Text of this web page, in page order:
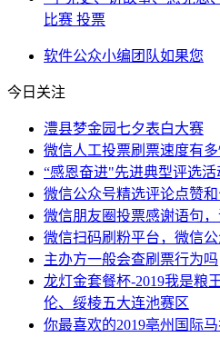
比赛 投票
软件公众小编 团队如果您
今日关注
澧县梦金园七夕表白大赛
微信人工投票刷票速度有多
“感恩奋进"先进典型评选活
微信公众号精选评论点赞
微信朋友圈投票感谢语句
微信扫码刷粉平台，微信
主办方一般会查刷票行为吗
龙灯金套餐杯-2019我是粮
伦、绥棱五大连池赛区
你最喜欢的2019亳州国际